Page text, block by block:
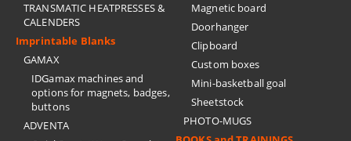
TRANSMATIC HEATPRESSES &
CALENDERS
Imprintable Blanks
GAMAX
IDGamax machines and
options for magnets, badges,
buttons
ADVENTA
Magnetic board
Doorhanger
Clipboard
Custom boxes
Mini-basketball goal
Sheetstock
PHOTO-MUGS